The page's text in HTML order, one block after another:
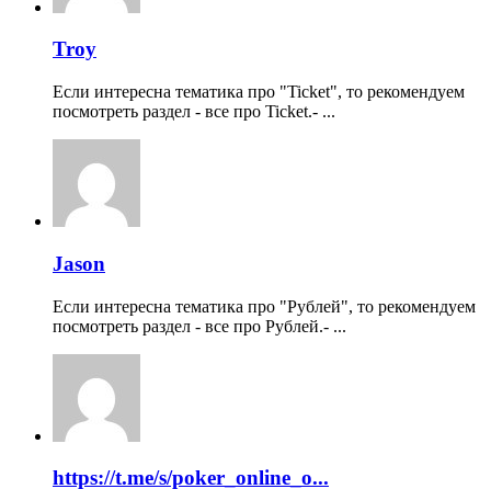
Troy
Если интересна тематика про "Ticket", то рекомендуем
посмотреть раздел - все про Ticket.- ...
Jason
Если интересна тематика про "Рублей", то рекомендуем
посмотреть раздел - все про Рублей.- ...
https://t.me/s/poker_online_o...